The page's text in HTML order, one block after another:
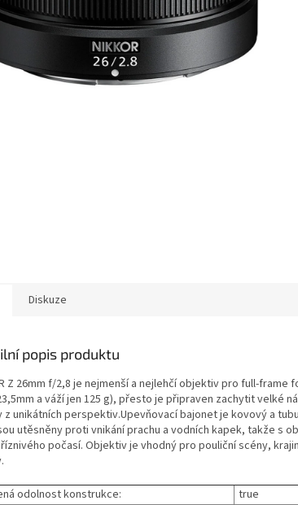
Diskuze
popis produktu
Z 26mm f/2,8 je nejmenší a nejlehčí objektiv pro full-frame
a váží jen 125 g), přesto je připraven zachytit velké
z unikátních perspektiv.Upevňovací bajonet je kovový a
utěsněny proti vnikání prachu a vodních kapek, takže s
počasí. Objektiv je vhodný pro pouliční scény,
odolnost konstrukce:
true